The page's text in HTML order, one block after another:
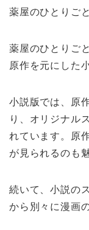
薬屋のひとりご
薬屋のひとりご
原作を元にした
小説版では、原
り、オリジナル
れています。原
が見られるのも
続いて、小説の
から別々に漫画